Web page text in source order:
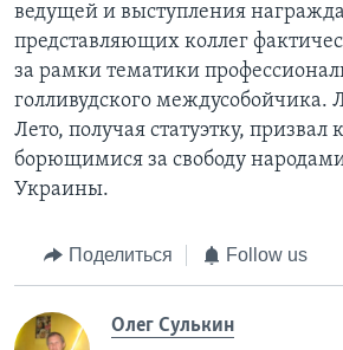
ведущей и выступления
представляющих коллег
за рамки тематики
голливудского
Лето, получая статуэтку, призвал
борющимися за свободу
Украины.
Поделиться Follow us
Олег Сулькин